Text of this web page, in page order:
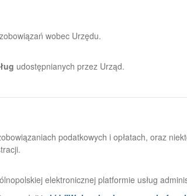
wobec Urzędu.
udostępnianych przez Urząd.
podatkowych i opłatach, oraz
elektronicznej platformie usług